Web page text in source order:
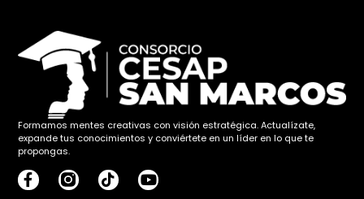
Formamos mentes creativas con visión estratégica. Actualízate,
expande tus conocimientos y conviértete en un líder en lo que te
propongas.